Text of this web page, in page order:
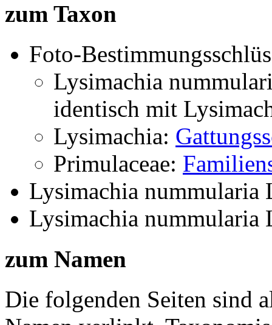
zum Taxon
Foto-
Lysimachia
identisch mit
Lysimachia:
Primulaceae:
Lysimachia nummularia
Lysimachia nummularia
zum Namen
Die folgenden Seiten sind